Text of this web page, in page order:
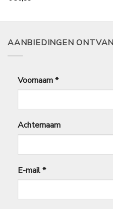
AANBIEDINGEN
Voornaam*
Achternaam
E-mail*